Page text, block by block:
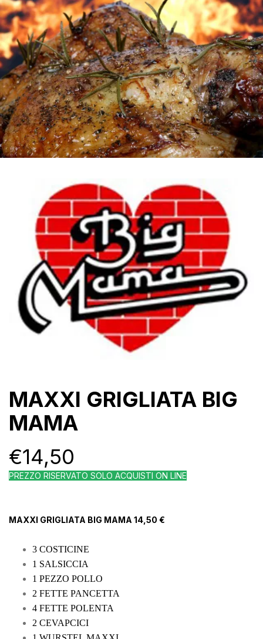
MAXXI GRIGLIATA BIG
MAMA
€14,50
PREZZO RISERVATO SOLO ACQUISTI ON LINE
MAXXI GRIGLIATA BIG MAMA 14,50 €
3 COSTICINE
1 SALSICCIA
1 PEZZO POLLO
2 FETTE PANCETTA
4 FETTE POLENTA
2 CEVAPCICI